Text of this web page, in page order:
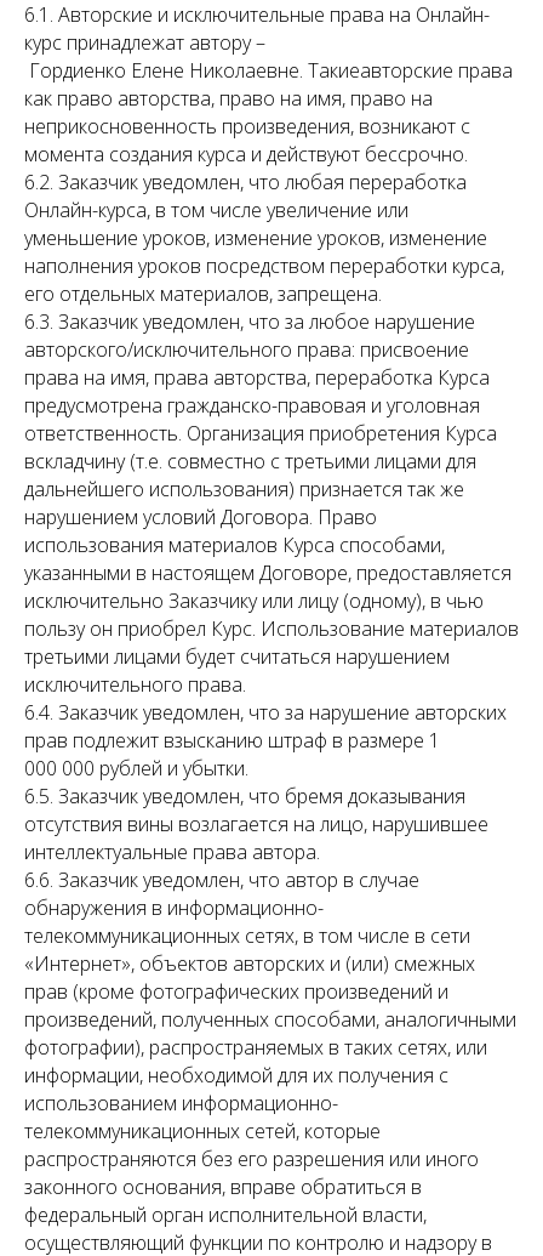
6.1. Авторские и исключительные права на Онлайн-
курс принадлежат автору –
Гордиенко Елене Николаевне. Такиеавторские права
как право авторства, право на имя, право на
неприкосновенность произведения, возникают с
момента создания курса и действуют бессрочно.
6.2. Заказчик уведомлен, что любая переработка
Онлайн-курса, в том числе увеличение или
уменьшение уроков, изменение уроков, изменение
наполнения уроков посредством переработки курса,
его отдельных материалов, запрещена.
6.3. Заказчик уведомлен, что за любое нарушение
авторского/исключительного права: присвоение
права на имя, права авторства, переработка Курса
предусмотрена гражданско-правовая и уголовная
ответственность. Организация приобретения Курса
вскладчину (т.е. совместно с третьими лицами для
дальнейшего использования) признается так же
нарушением условий Договора. Право
использования материалов Курса способами,
указанными в настоящем Договоре, предоставляется
исключительно Заказчику или лицу (одному), в чью
пользу он приобрел Курс. Использование материалов
третьими лицами будет считаться нарушением
исключительного права.
6.4. Заказчик уведомлен, что за нарушение авторских
прав подлежит взысканию штраф в размере 1
000 000 рублей и убытки.
6.5. Заказчик уведомлен, что бремя доказывания
отсутствия вины возлагается на лицо, нарушившее
интеллектуальные права автора.
6.6. Заказчик уведомлен, что автор в случае
обнаружения в информационно-
телекоммуникационных сетях, в том числе в сети
«Интернет», объектов авторских и (или) смежных
прав (кроме фотографических произведений и
произведений, полученных способами, аналогичными
фотографии), распространяемых в таких сетях, или
информации, необходимой для их получения с
использованием информационно-
телекоммуникационных сетей, которые
распространяются без его разрешения или иного
законного основания, вправе обратиться в
федеральный орган исполнительной власти,
осуществляющий функции по контролю и надзору в